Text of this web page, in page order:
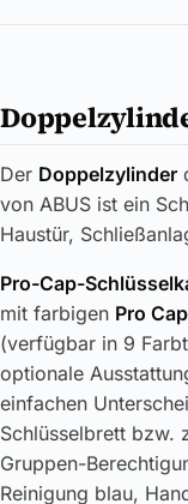
Der Doppelzylinder
von ABUS ist ein
Haustür,
Pro-Cap-
mit farbigen Pro Cap
(verfügbar in 9
optionale
einfachen
Schlüsselbrett bzw.
Gruppen-
Reinigung blau,